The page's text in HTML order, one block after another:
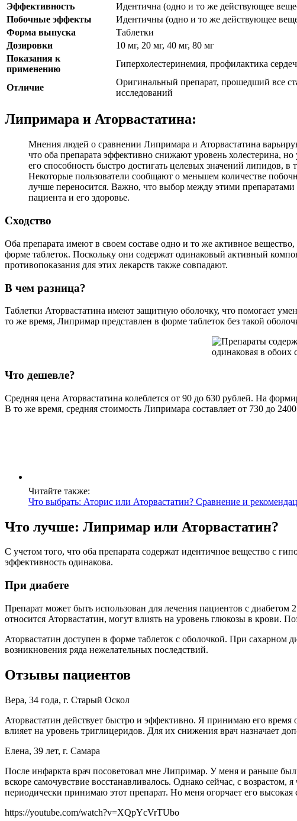
Эффективность
Идентична (одно и то же действующее
Побочные эффекты
Идентичны (одно и то же действующее
Форма выпуска
Таблетки
Дозировки
10 мг, 20 мг, 40 мг, 80 мг
Показания к
применению
Гиперхолестеринемия, профилактика
Отличие
Оригинальный препарат, прошедший все
исследований
Липримара и Аторвастатина:
Мнения людей о сравнении Липримара и Аторвастатина
что оба препарата эффективно снижают уровень холестерина,
его способность быстро достигать целевых значений липидов,
Некоторые пользователи сообщают о меньшем количестве
лучше переносится. Важно, что выбор между этими
пациента и его здоровье.
Сходство
Оба препарата имеют в своем составе одно и то же активное
форме таблеток. Поскольку они содержат одинаковый активный
противопоказания для этих лекарств также совпадают.
В чем разница?
Таблетки Аторвастатина имеют защитную оболочку, что помогает
то же время, Липримар представлен в форме таблеток без такой
Что дешевле?
Средняя цена Аторвастатина колеблется от 90 до 630 рублей. На
В то же время, средняя стоимость Липримара составляет от 730 до
Читайте также:
Что выбрать: Аторис или Аторвастатин? Сравнение и
Что лучше: Липримар или Аторвастатин?
С учетом того, что оба препарата содержат идентичное вещество с
эффективность одинакова.
При диабете
Препарат может быть использован для лечения пациентов с
относится Аторвастатин, могут влиять на уровень глюкозы в крови.
Аторвастатин доступен в форме таблеток с оболочкой. При сахарном
возникновения ряда нежелательных последствий.
Отзывы пациентов
Вера, 34 года, г. Старый Оскол
Аторвастатин действует быстро и эффективно. Я принимаю его время
влияет на уровень триглицеридов. Для их снижения врач назначает
Елена, 39 лет, г. Самара
После инфаркта врач посоветовал мне Липримар. У меня и раньше
вскоре самочувствие восстанавливалось. Однако сейчас, с
периодически принимаю этот препарат. Но меня огорчает его высокая
https://youtube.com/watch?v=XQpYcVrTUbo